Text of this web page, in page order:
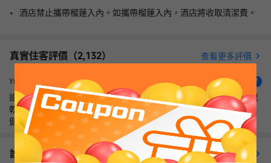
酒店禁止攜帶榴蓮入內。如攜帶榴蓮入內，酒店將收取清潔費。
真實住客評價（2,132） 查看更多評價
Yishuiguyin 很好 4.7
設施：有點老舊，空調温度也調不了一直都是固定的24度 衞生：很
乾凈，床單被罩都無臟東西 環境：周圍環境很不錯，二樓有泳池和
健身房。洗衣房需要花錢投幣， 服務：前台的菲律賓小姐姐很熱情
旁邊就是DT線，去哪裡都很方便便捷。距離熱門景點福康寧樹洞步
行10分鐘就可以到。新加坡總體的食費很貴，在這個酒店附近有一
個食閣，人均7新幣就吃的很飽。當地的工薪族也會來吃，很經濟實
設施服務 查看更多